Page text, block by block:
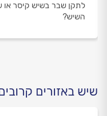
לתקן שבר בשיש קיסר או
השיש?
שיש באזורים